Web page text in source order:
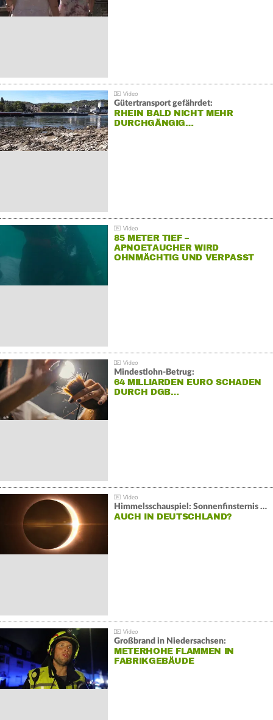
Gütertransport gefährdet:
RHEIN BALD NICHT MEHR
DURCHGÄNGIG…
85 METER TIEF –
APNOETAUCHER WIRD
OHNMÄCHTIG UND VERPASST
Mindestlohn-Betrug:
64 MILLIARDEN EURO SCHADEN
DURCH DGB…
Himmelsschauspiel: Sonnenfinsternis über Spanien
AUCH IN DEUTSCHLAND?
Großbrand in Niedersachsen:
METERHOHE FLAMMEN IN
FABRIKGEBÄUDE